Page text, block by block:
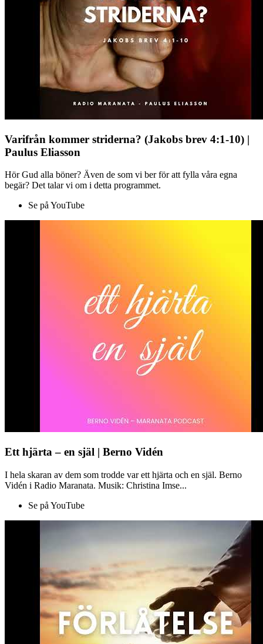
Varifrån kommer striderna? (Jakobs brev 4:1-10) |
Paulus Eliasson
Hör Gud alla böner? Även de som vi ber för att fylla våra egna
begär? Det talar vi om i detta programmet.
Se på YouTube
Ett hjärta – en själ | Berno Vidén
I hela skaran av dem som trodde var ett hjärta och en själ. Berno
Vidén i Radio Maranata. Musik: Christina Imse...
Se på YouTube